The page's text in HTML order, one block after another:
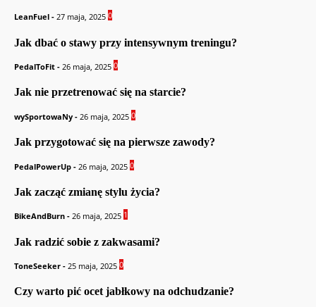
LeanFuel - 27 maja, 2025 0
Jak dbać o stawy przy intensywnym treningu?
PedalToFit - 26 maja, 2025 0
Jak nie przetrenować się na starcie?
wySportowaNy - 26 maja, 2025 0
Jak przygotować się na pierwsze zawody?
PedalPowerUp - 26 maja, 2025 0
Jak zacząć zmianę stylu życia?
BikeAndBurn - 26 maja, 2025 1
Jak radzić sobie z zakwasami?
ToneSeeker - 25 maja, 2025 0
Czy warto pić ocet jabłkowy na odchudzanie?